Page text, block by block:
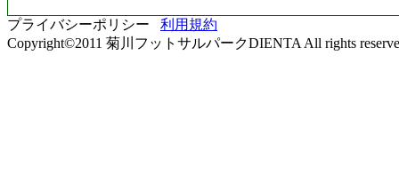
プライバシーポリシー 利用規約
Copyright©2011 菊川フットサルパークDIENTA All rights